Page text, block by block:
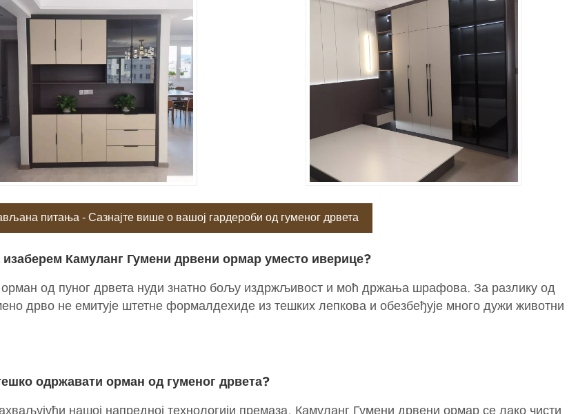
питања - Сазнајте више о вашој гардероби од гуменог дрвета
Камуланг Гумени дрвени ормар уместо иверице?
од пуног дрвета нуди знатно бољу издржљивост и моћ држања шрафова. За разлику од
дрво не емитује штетне формалдехиде из тешких лепкова и обезбеђује много дужи животни
одржавати орман од гуменог дрвета?